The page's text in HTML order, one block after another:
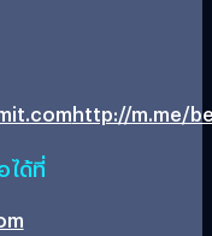
http://m.me/
ได้ที่